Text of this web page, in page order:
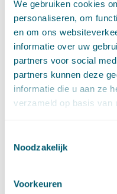
We gebruiken cookies
personaliseren, om
en om ons
informatie over uw
partners voor social
partners kunnen deze
informatie die u aan ze
verzameld op basis van
Noodzakelijk
Voorkeuren
dient de werkgever zich
Is er een werkelijk
persoonsgegevens
Wordt er met de
gemaakt op belangen
persoon in kwestie en
van de inbreuk de
verwerking van
Zou het doel op een
de verwerking van